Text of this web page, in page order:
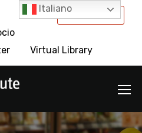
International
Virtual Library
Italiano